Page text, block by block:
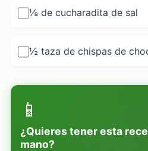
⅛ de cucharadita de sal
½ taza de chispas de
📱
¿Quieres tener esta
mano?